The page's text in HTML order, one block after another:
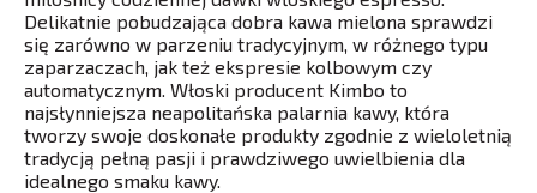
Delikatnie pobudzająca dobra kawa mielona sprawdzi
się zarówno w parzeniu tradycyjnym, w różnego typu
zaparzaczach, jak też ekspresie kolbowym czy
automatycznym. Włoski producent Kimbo to
najsłynniejsza neapolitańska palarnia kawy, która
tworzy swoje doskonałe produkty zgodnie z wieloletnią
tradycją pełną pasji i prawdziwego uwielbienia dla
idealnego smaku kawy.